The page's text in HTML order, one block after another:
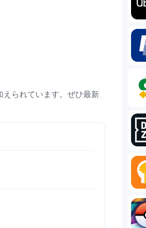
られています。ぜひ最新